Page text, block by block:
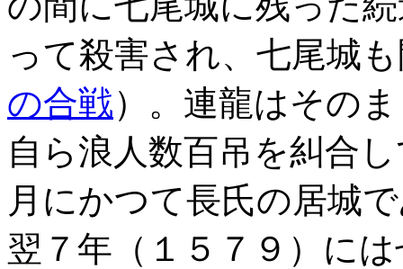
って殺害され、七尾城
の合戦）。連龍はその
自ら浪人数百吊を糾合
月にかつて長氏の居城
翌７年（１５７９）に